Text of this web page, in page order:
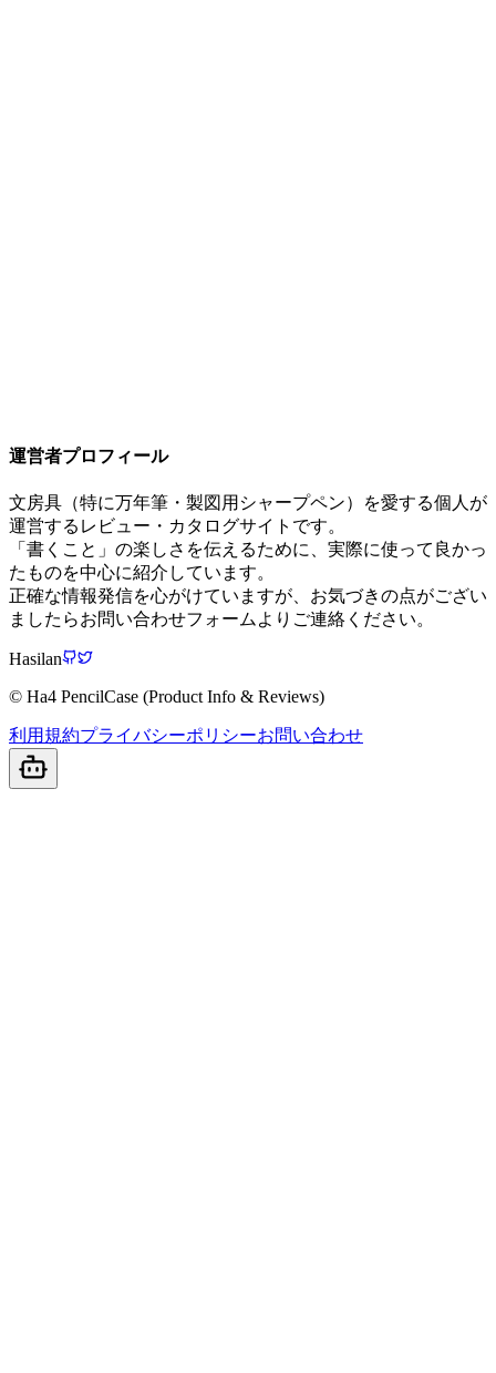
¥6,050
運営者プロフィール
文房具（特に万年筆・製図用シャープペン）を愛する個人が
運営するレビュー・カタログサイトです。
「書くこと」の楽しさを伝えるために、実際に使って良かっ
たものを中心に紹介しています。
正確な情報発信を心がけていますが、お気づきの点がござい
ましたらお問い合わせフォームよりご連絡ください。
Hasilan
© Ha4 PencilCase (Product Info & Reviews)
利用規約プライバシーポリシーお問い合わせ